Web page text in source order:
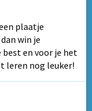
plaatje
win je
best en voor je het
leren nog leuker!